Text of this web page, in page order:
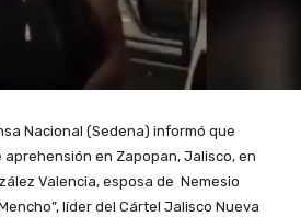
Nacional (Sedena) informó que
en Zapopan, Jalisco, en
Valencia, esposa de Nemesio
líder del Cártel Jalisco Nueva